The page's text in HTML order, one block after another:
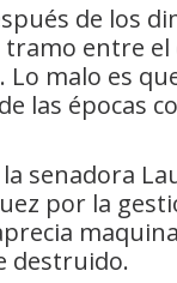
de los
tramo entre
malo es
las épocas
senadora
por la
destruido.